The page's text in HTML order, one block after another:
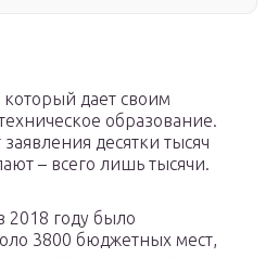
дает своим
образование.
десятки тысяч
– всего лишь тысячи.
2018 году было
3800 бюджетных мест,